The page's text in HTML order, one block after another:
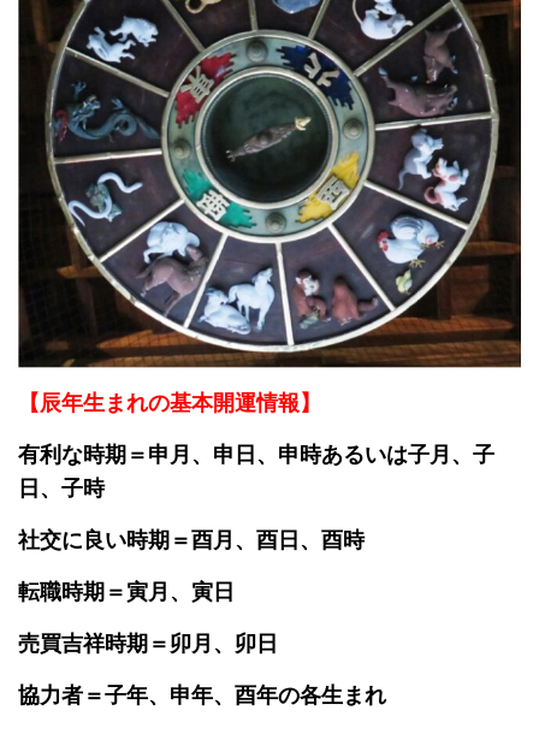
【辰年生まれの基本開運情報】
有利な時期＝申月、申日、申時あるいは子月、子
日、子時
社交に良い時期＝酉月、酉日、酉時
転職時期＝寅月、寅日
売買吉祥時期＝卯月、卯日
協力者＝子年、申年、酉年の各生まれ